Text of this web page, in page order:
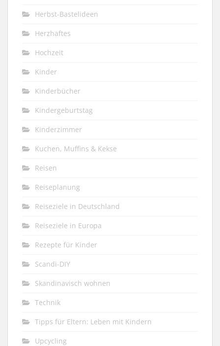
Herbst-Bastelideen
Herzhaftes
Hochzeit
Kinder
Kinderbücher
Kindergeburtstag
Kinderzimmer
Kuchen, Muffins & Kekse
Reisen
Reiseplanung
Reiseziele in Deutschland
Reiseziele in Europa
Rezepte für Kinder
Scandi-DIY
Skandinavisch wohnen
Technik
Tipps für Eltern: Leben mit Kindern
Upcycling